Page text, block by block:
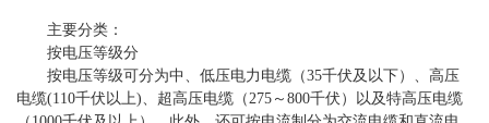
主要分类：
按电压等级分
按电压等级可分为中、低压电力电缆（35千伏及以下）、高压
电缆(110千伏以上)、超高压电缆（275～800千伏）以及特高压电缆